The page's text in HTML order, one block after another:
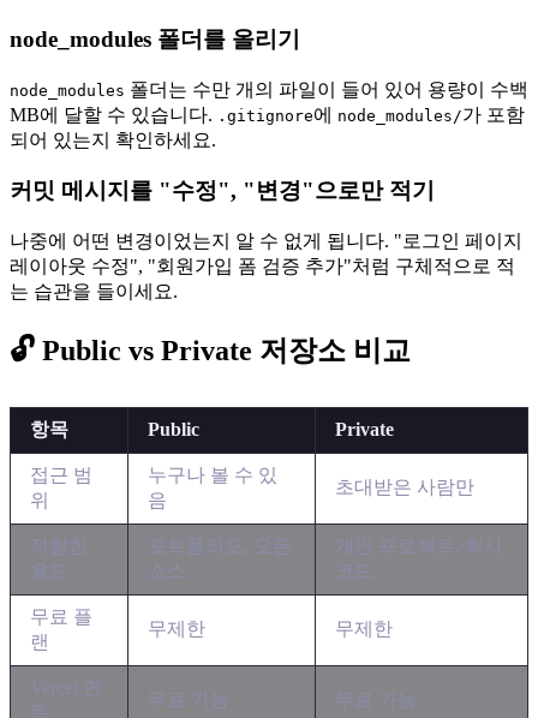
node_modules 폴더를 올리기
node_modules 폴더는 수만 개의 파일이 들어 있어 용량이 수백
MB에 달할 수 있습니다. .gitignore에 node_modules/가 포함
되어 있는지 확인하세요.
커밋 메시지를 "수정", "변경"으로만 적기
나중에 어떤 변경이었는지 알 수 없게 됩니다. "로그인 페이지
레이아웃 수정", "회원가입 폼 검증 추가"처럼 구체적으로 적
는 습관을 들이세요.
🔓 Public vs Private 저장소 비교
항목 Public Private
접근 범
위
누구나 볼 수 있
음
초대받은 사람만
적합한
용도
포트폴리오, 오픈
소스
개인 프로젝트, 회사
코드
무료 플
랜
무제한 무제한
Vercel 연
동
무료 가능 무료 가능